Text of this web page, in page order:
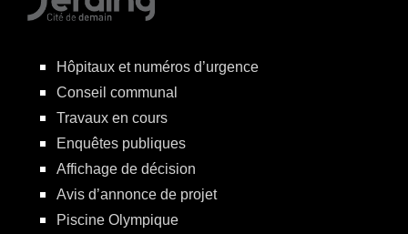
Hôpitaux et numéros d’urgence
Conseil communal
Travaux en cours
Enquêtes publiques
Affichage de décision
Avis d’annonce de projet
Piscine Olympique